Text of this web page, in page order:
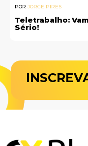
POR JORGE PIRES
Teletrabalho:
Sério!